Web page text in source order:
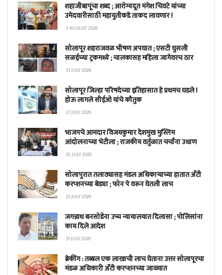
शहाजीबापूंचा शब्द ; आरोग्यदूत मंगेश चिवटे यांच्या
उमेदवारीसाठी महायुतीकडे ताकद लावणार !
3 AUGUST 2026
सोलापूर शहराजवळ भीषण अपघात ; एसटी घुसली
सळईच्या ट्रकमध्ये ; चालकासह महिला जागेवरच ठार
31 JULY 2026
सोलापूर जिल्हा परिषदेच्या इतिहासात हे प्रथमच घडले !
होऊ लागले सीईओ यांचे कौतुक
27 JULY 2026
भाजपचे आमदार विजयकुमार देशमुख मुस्लिम
आंदोलनाच्या भेटीला ; राजकीय वर्तुळात चर्चांना उधाण
25 JULY 2026
सोलापुरात तलाठ्यासह मंडल अधिकाऱ्याच्या हातात अँटी
करप्शनच्या बेड्या ; फोन पे वरून घेतली लाच
23 JULY 2026
जगन्नाथ बनसोडेंना उच्च न्यायालयात दिलासा ; पोलिसांना
काय दिले आदेश
21 JULY 2026
ब्रेकींग : तब्बल एक लाखाची लाच घेताना उत्तर सोलापूरचा
मंडळ अधिकारी अँटी करप्शनच्या जाळ्यात